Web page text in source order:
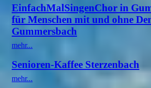
EinfachMalSingenChor in
für Menschen mit und ohne
Gummersbach
mehr...
Senioren-Kaffee Sterzenbach
mehr...